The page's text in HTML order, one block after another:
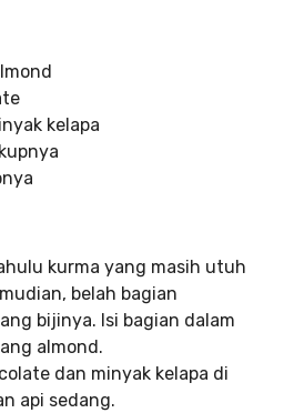
kelapa
kurma yang masih utuh
belah bagian
bijinya. Isi bagian dalam
almond.
dan minyak kelapa di
api sedang.